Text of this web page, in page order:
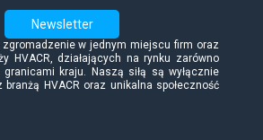
Newsletter
w jednym miejscu firm oraz
HVACR, działających na rynku zarówno
kraju. Naszą siłą są wyłącznie
HVACR oraz unikalna społeczność